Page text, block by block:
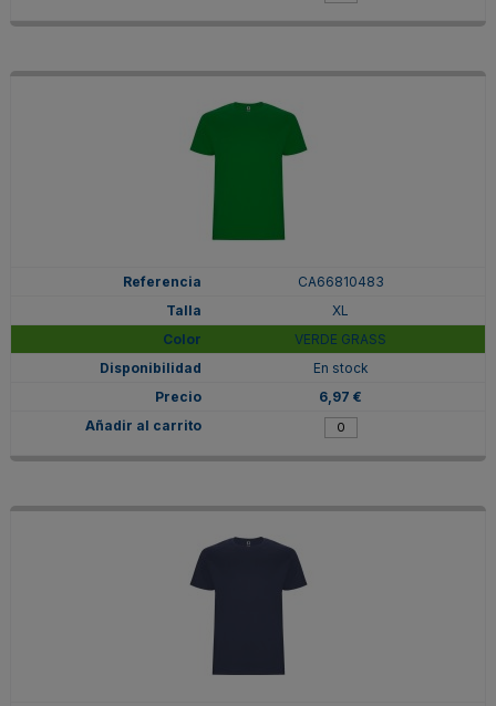
CA66810483
XL
VERDE GRASS
En stock
6,97 €